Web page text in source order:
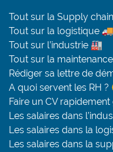
Tout sur la Supply
Tout sur la logistique 🚚
Tout sur l’industrie 🏭
Tout sur la
Rédiger sa lettre de
A quoi servent les RH ?
Faire un CV
Les salaires dans
Les salaires dans la
Les salaires dans la